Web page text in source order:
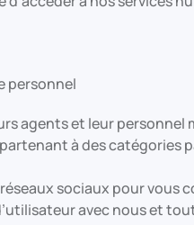
personnel
agents et leur
à des catégories
sociaux pour vous
avec nous et